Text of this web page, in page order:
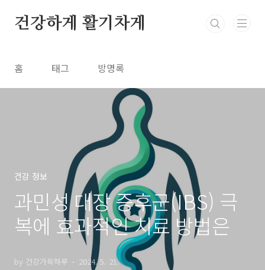
건강하게 활기차게
홈 태그 방명록
건강 정보
과민성 대장 증후군(IBS) 극
복에 효과적인 치료 방법은
by 건강가득하루 2024. 5. 21.